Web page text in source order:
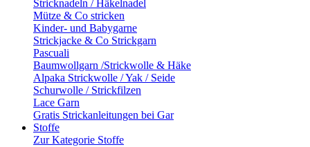
Stricknadeln / Häkelnadel
Mütze & Co stricken
Kinder- und Babygarne
Strickjacke & Co Strickgarn
Pascuali
Baumwollgarn /Strickwolle & Häke
Alpaka Strickwolle / Yak / Seide
Schurwolle / Strickfilzen
Lace Garn
Gratis Strickanleitungen bei Gar
Stoffe
Zur Kategorie Stoffe